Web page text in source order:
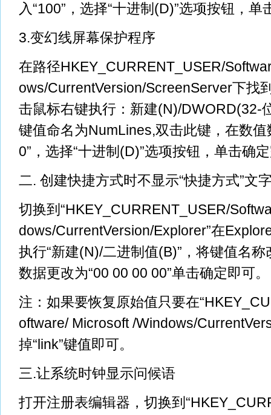
入“100”，选择“十进制(D)”选项按钮，
3.变幻线屏幕保护程序
在路径HKEY_CURRENT_USER/
ows/CurrentVersion/ScreenServer下找
击鼠标右键执行：新建(N)/DWORD(32-
键值命名为NumLines,双击此键，在数值
0”，选择“十进制(D)”选项按钮，单击确
二. 创建快捷方式时不显示“快捷方式”文
切换到“HKEY_CURRENT_USER/
dows/CurrentVersion/Explorer”在
执行“新建(N)/二进制值(B)”，将键值名称
数据更改为“00 00 00 00”单击确定即可。
注：如果要恢复原始值只要在
oftware/ Microsoft /Windows/
掉“link”键值即可。
三.让系统时钟显示问候语
打开注册表编辑器，切换到